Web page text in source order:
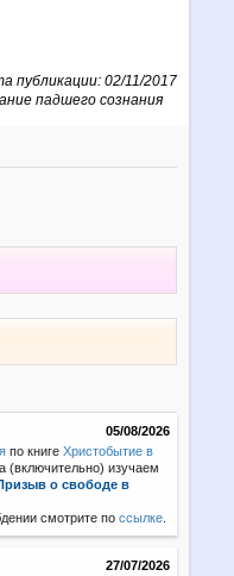
публикации: 02/11/2017
падшего сознания
05/08/2026
по книгеХристобытие в
(включительно) изучаем
о свободе в
смотрите поссылке
27/07/2026